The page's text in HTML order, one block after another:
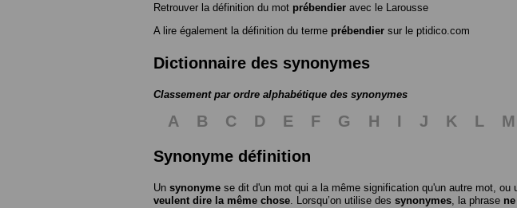
Retrouver la définition du mot prébendier avec le Larousse
A lire également la définition du terme prébendier sur le ptidico.com
Dictionnaire des synonymes
Classement par ordre alphabétique des synonymes
A B C D E F G H I J K L M
Synonyme définition
Un synonyme se dit d'un mot qui a la même signification qu'un autre mot, ou
veulent dire la même chose . Lorsqu’on utilise des synonymes , la phrase